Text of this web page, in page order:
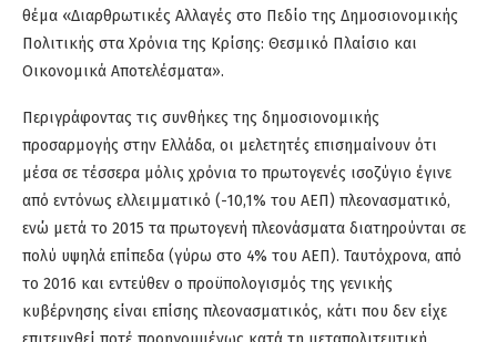
θέμα «Διαρθρωτικές Αλλαγές στο Πεδίο της Δημοσιονομικής
Πολιτικής στα Χρόνια της Κρίσης: Θεσμικό Πλαίσιο και
Οικονομικά Αποτελέσματα».
Περιγράφοντας τις συνθήκες της δημοσιονομικής
προσαρμογής στην Ελλάδα, οι μελετητές επισημαίνουν ότι
μέσα σε τέσσερα μόλις χρόνια το πρωτογενές ισοζύγιο έγινε
από εντόνως ελλειμματικό (-10,1% του ΑΕΠ) πλεονασματικό,
ενώ μετά το 2015 τα πρωτογενή πλεονάσματα διατηρούνται σε
πολύ υψηλά επίπεδα (γύρω στο 4% του ΑΕΠ). Ταυτόχρονα, από
το 2016 και εντεύθεν ο προϋπολογισμός της γενικής
κυβέρνησης είναι επίσης πλεονασματικός, κάτι που δεν είχε